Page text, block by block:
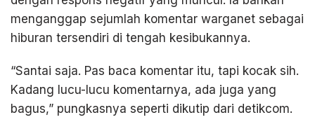
menganggap sejumlah komentar warganet sebagai
hiburan tersendiri di tengah kesibukannya.
“Santai saja. Pas baca komentar itu, tapi kocak sih.
Kadang lucu-lucu komentarnya, ada juga yang
bagus,” pungkasnya seperti dikutip dari detikcom.